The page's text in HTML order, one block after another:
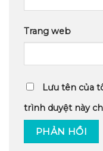
Trang web
Lưu tên của
trình duyệt này